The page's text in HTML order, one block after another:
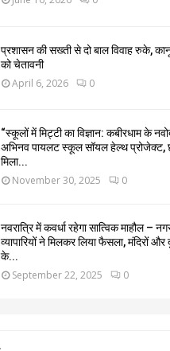
प्रशासन की सख्ती से दो बाल विवाह रुके,
को चेतावनी
April 6, 2026 0
“स्कूलों में मिट्टी का विज्ञान: कबीरधाम के
अभिनव पायलट स्कूल सॉयल हेल्थ प्रोजेक्ट,
मिला...
November 30, 2025 0
नवरात्रि में कवर्धा रहेगा सात्विक माहौल –
व्यापारियों ने मिलकर लिया फैसला, मंदिरों और
के...
September 22, 2025 0